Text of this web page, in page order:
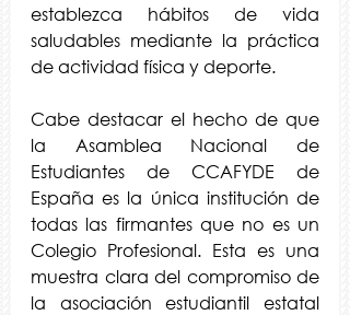
establezca hábitos de vida
saludables mediante la práctica
de actividad física y deporte.
Cabe destacar el hecho de que
la Asamblea Nacional de
Estudiantes de CCAFYDE de
España es la única institución de
todas las firmantes que no es un
Colegio Profesional. Esta es una
muestra clara del compromiso de
la asociación estudiantil estatal